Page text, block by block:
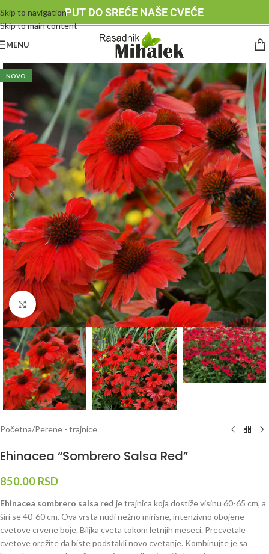
Skip to navigation
Skip to main content
PUT DO SREĆE NAŠE CVEĆE
MENU
NOVO
Klknite da uvećate
Početna/Perene - trajnice
Ehinacea “Sombrero Salsa Red”
850.00 RSD
Ehinacea sombrero salsa red je trajnica koja dostiže visinu 60-65 cm, a
širi se 40-60 cm. Ova vrsta nudi nežno mirisne, intenzivno obojene
cvetove crvene boje. Biljka cveta tokom letnjih meseci. Precvetale
cvetove orežite da biste podstakli novo cvetanje. Kombinujte je sa